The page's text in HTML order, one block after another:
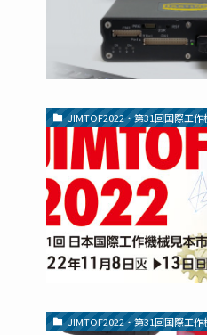
JIMTOF2022・第31回国際工作
JIMTOF2022・第31回国際工作